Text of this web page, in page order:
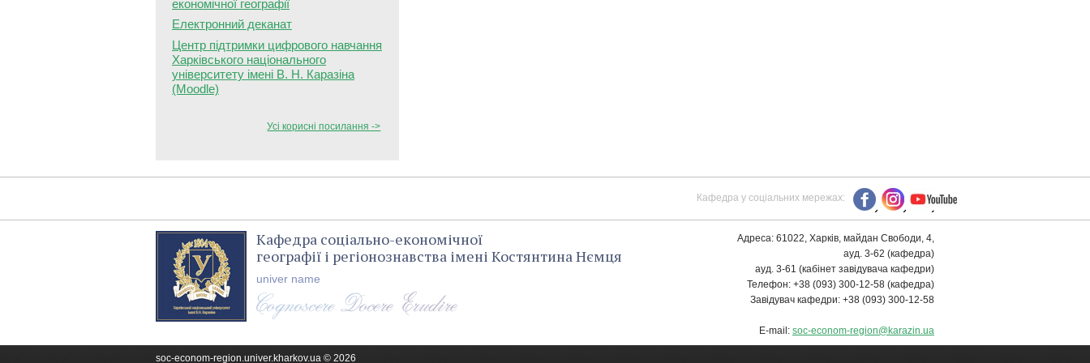
економічної географії
Електронний деканат
Центр підтримки цифрового навчання
Харківського національного
університету імені В. Н. Каразіна
(Moodle)
Усі корисні посилання ->
Кафедра у соціальних мережах:
Кафедра соціально-економічної
географії і регіонознавства імені Костянтина Нємця
univer name
Адреса: 61022, Харків, майдан Свободи, 4,
ауд. 3-62 (кафедра)
ауд. 3-61 (кабінет завідувача кафедри)
Телефон: +38 (093) 300-12-58 (кафедра)
Завідувач кафедри: +38 (093) 300-12-58
E-mail: soc-econom-region@karazin.ua
soc-econom-region.univer.kharkov.ua © 2026